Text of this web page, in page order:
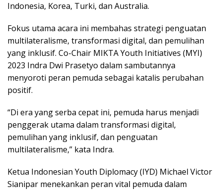
Indonesia, Korea, Turki, dan Australia.
Fokus utama acara ini membahas strategi penguatan
multilateralisme, transformasi digital, dan pemulihan
yang inklusif. Co-Chair MIKTA Youth Initiatives (MYI)
2023 Indra Dwi Prasetyo dalam sambutannya
menyoroti peran pemuda sebagai katalis perubahan
positif.
“Di era yang serba cepat ini, pemuda harus menjadi
penggerak utama dalam transformasi digital,
pemulihan yang inklusif, dan penguatan
multilateralisme,” kata Indra.
Ketua Indonesian Youth Diplomacy (IYD) Michael Victor
Sianipar menekankan peran vital pemuda dalam